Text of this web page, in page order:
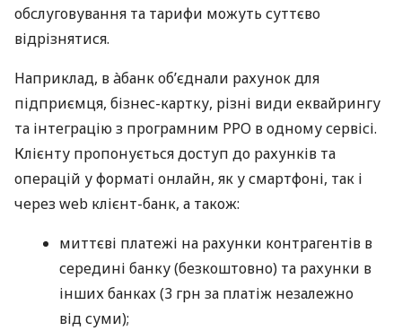
обслуговування та тарифи можуть суттєво
відрізнятися.
Наприклад, в àбанк об’єднали рахунок для
підприємця, бізнес-картку, різні види еквайрингу
та інтеграцію з програмним РРО в одному сервісі.
Клієнту пропонується доступ до рахунків та
операцій у форматі онлайн, як у смартфоні, так і
через web клієнт-банк, а також:
миттєві платежі на рахунки контрагентів в
середині банку (безкоштовно) та рахунки в
інших банках (3 грн за платіж незалежно
від суми);